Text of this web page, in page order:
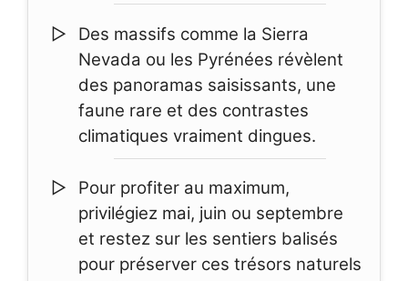
Des massifs comme la Sierra
Nevada ou les Pyrénées révèlent
des panoramas saisissants, une
faune rare et des contrastes
climatiques vraiment dingues.
Pour profiter au maximum,
privilégiez mai, juin ou septembre
et restez sur les sentiers balisés
pour préserver ces trésors naturels